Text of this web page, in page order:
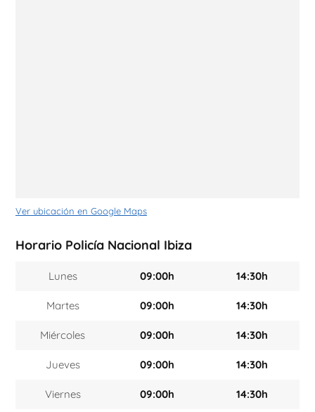
Ver ubicación en Google Maps
Horario Policía Nacional Ibiza
Lunes 09:00h 14:30h
Martes 09:00h 14:30h
Miércoles 09:00h 14:30h
Jueves 09:00h 14:30h
Viernes 09:00h 14:30h